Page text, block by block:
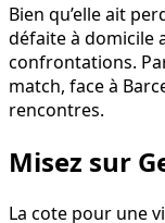
Bien qu’elle ait
défaite à domicile
confrontations.
match, face à
rencontres.
Misez sur
La cote pour une